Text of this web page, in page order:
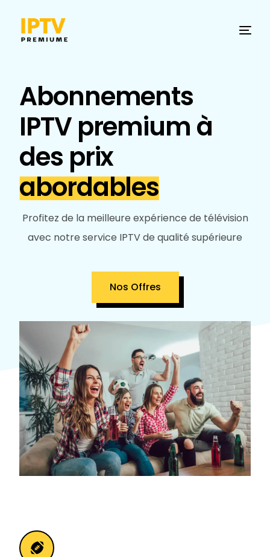
Abonnements
IPTV premium à
des prix
abordables
Profitez de la meilleure expérience de télévision
avec notre service IPTV de qualité supérieure
Nos Offres